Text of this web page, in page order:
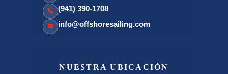
📞 (941) 390-1708
✉ info@offshoresailing.com
NUESTRA UBICACIÓN